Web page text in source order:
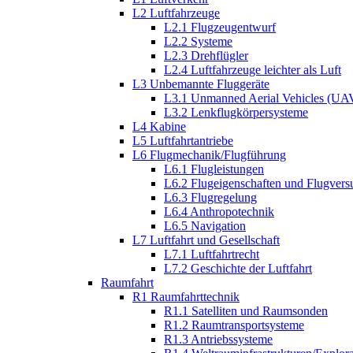
L2 Luftfahrzeuge
L2.1 Flugzeugentwurf
L2.2 Systeme
L2.3 Drehflügler
L2.4 Luftfahrzeuge leichter als Luft
L3 Unbemannte Fluggeräte
L3.1 Unmanned Aerial Vehicles
L3.2 Lenkflugkörpersysteme
L4 Kabine
L5 Luftfahrtantriebe
L6 Flugmechanik/Flugführung
L6.1 Flugleistungen
L6.2 Flugeigenschaften und
L6.3 Flugregelung
L6.4 Anthropotechnik
L6.5 Navigation
L7 Luftfahrt und Gesellschaft
L7.1 Luftfahrtrecht
L7.2 Geschichte der Luftfahrt
Raumfahrt
R1 Raumfahrttechnik
R1.1 Satelliten und Raumsonden
R1.2 Raumtransportsysteme
R1.3 Antriebssysteme